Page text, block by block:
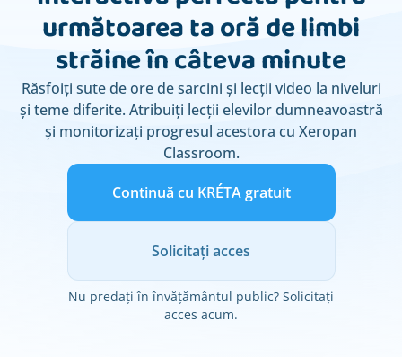
următoarea ta oră de limbi
străine în câteva minute
Răsfoiți sute de ore de sarcini și lecții video la niveluri
și teme diferite. Atribuiți lecții elevilor dumneavoastră
și monitorizați progresul acestora cu Xeropan
Classroom.
Continuă cu KRÉTA gratuit
Solicitați acces
Nu predați în învățământul public? Solicitați
acces acum.